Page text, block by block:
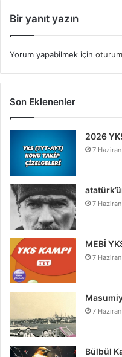
Bir yanıt yazın
Yorum yapabilmek için oturum
Son Eklenenler
2026
7
7
MEBİ
7
7
Bülbül